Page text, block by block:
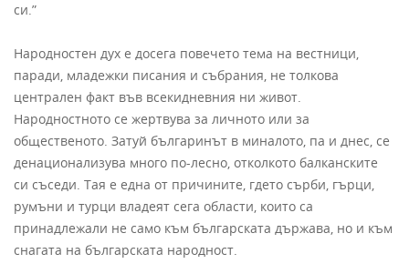
си.”
Народностен дух е досега повечето тема на вестници,
паради, младежки писания и събрания, не толкова
централен факт във всекидневния ни живот.
Народностното се жертвува за личното или за
общественото. Затуй българинът в миналото, па и днес, се
денационализува много по-лесно, отколкото балканските
си съседи. Тая е една от причините, гдето сърби, гърци,
румъни и турци владеят сега области, които са
принадлежали не само към българската държава, но и към
снагата на българската народност.